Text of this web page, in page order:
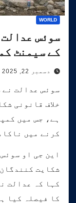
WORLD
سوئس
کے سیمنٹ
کیس کی
دسمبر 22, 2025
سوئس عدالت
خلاف قانونی
ہے، جس میں
کرنے میں
شکایت
کہا کہ عدالت
کا فیصلہ کیا